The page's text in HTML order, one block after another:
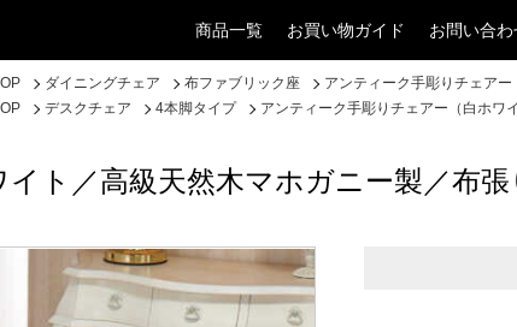
商品一覧 お買い物ガイド お問い合わ
ダイニングチェア 布ファブリック座
アンティーク手彫りチェア
デスクチェア 4本脚タイプ アンティーク手彫りチェアー（白ホワ
ト／高級天然木マホガニー製／布張